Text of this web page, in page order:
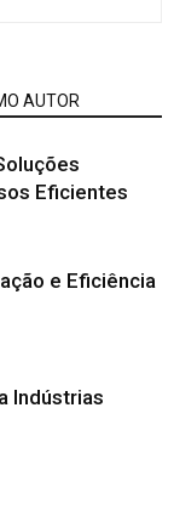
AUTOR
Eficientes
e Eficiência
Indústrias